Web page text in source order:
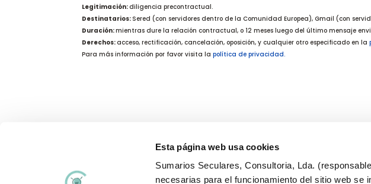
Esta página web usa cookies
Sumarios Seculares, Consultoria, Lda.
necesarias para el funcionamiento del sitio web se
Legitimación:diligencia precontractual.
Destinatarios: Sered (con servidores dentro de la Comunidad Europea), Gmail (con
Duración:mientras dure la relación contractual, o 12 meses luego del último mensaje
Derechos:acceso, rectificación, cancelación, oposición, y cualquier otro especificado en la
Para más información por favor visita lapolítica de privacidad.
Aviso Legal
Política de cookies